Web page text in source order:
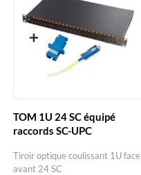
TOM 1U 24 SC équipé
raccords SC-UPC
Tiroir optique coulissant 1U face
avant 24 SC